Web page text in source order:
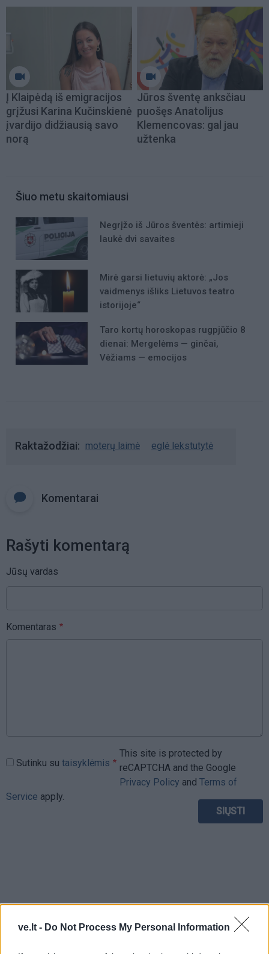
ve.lt - Do Not Process My Personal Information
Į Klaipėdą iš emigracijos
grįžusi Karina Kučinskienė
įvardijo didžiausią savo
norą
Jūros šventę anksčiau
puošęs Anatolijus
Klemencovas: gal jau
užtenka
Šiuo metu skaitomiausi
Negrįžo iš Jūros šventės: artimieji
laukė dvi savaites
Mirė garsi lietuvių aktorė: „Jos
vaidmenys išliks Lietuvos teatro
istorijoje“
Taro kortų horoskopas rugpjūčio 8
dienai: Mergelėms — ginčai,
Vėžiams — emocijos
Raktažodžiai moterų laimė eglė lekstutytė
Komentarai
Rašyti komentarą
Jūsų vardas
Komentaras
Sutinku su taisyklėmis
This site is protected by
reCAPTCHA and the Google
Privacy Policy and Terms of
Service apply.